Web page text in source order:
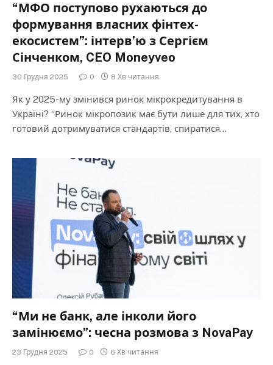
“МФО поступово рухаються до
формування власних фінтех-
екосистем”: інтерв’ю з Сергієм
Сінченком, CEO Moneyveo
30 Грудня 2025 0 8 Хв читання
Як у 2025-му змінився ринок мікрокредитування в
Україні? “Ринок мікропозик має бути лише для тих, хто
готовий дотримуватися стандартів, спиратися…
“Ми не банк, але інколи його
замінюємо”: чесна розмова з NovaPay
23 Грудня 2025 0 6 Хв читання